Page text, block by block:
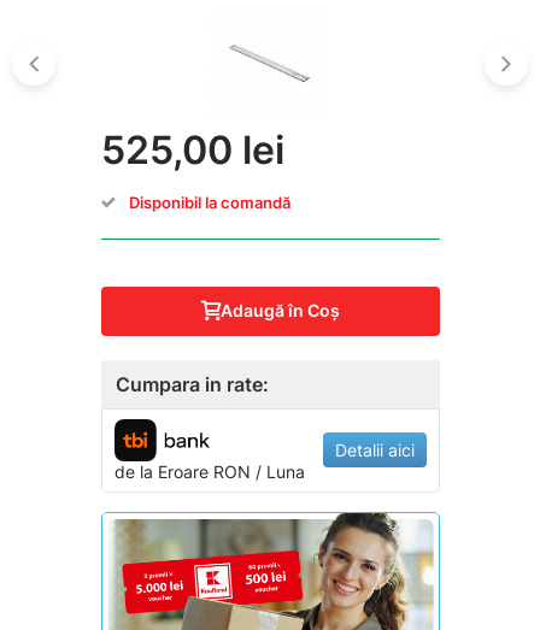
525,00 lei
Disponibil la comandă
Adaugă în Coş
Cumpara in rate:
de la EroareRON / Luna
Detalii aici